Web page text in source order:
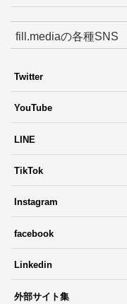
fill.mediaの各種SNS
Twitter
YouTube
LINE
TikTok
Instagram
facebook
Linkedin
外部サイト集